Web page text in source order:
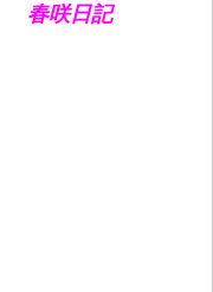
春咲日記